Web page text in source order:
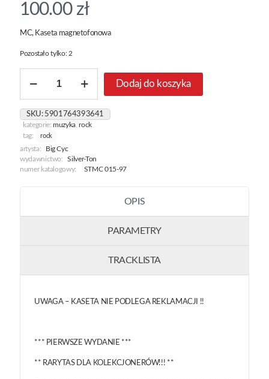
100.00 zł
MC, Kaseta magnetofonowa
Pozostało tylko: 2
Pierwsza
Drugie
Śniadanie
Trzecia
Dodaj do koszyka
SKU: 5901764393641
kategorie:muzyka,rock
tag:
rock
artysta:
Big Cyc
wydawnictwo:
Silver-Ton
numer katalogowy:
STMC 015-97
OPIS
PARAMETRY
TRACKLISTA
UWAGA – KASETA NIE PODLEGA REKLAMACJI !!
*** PIERWSZE WYDANIE ***
** RARYTAS DLA KOLEKCJONERÓW!!! **